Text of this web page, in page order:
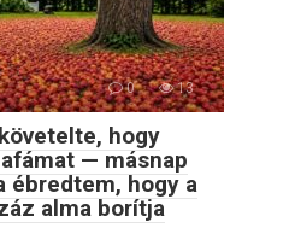
0 13
hogy
— másnap
ébredtem, hogy a
alma borítja